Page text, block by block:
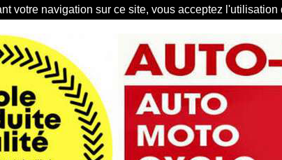
votre navigation sur ce site, vous acceptez